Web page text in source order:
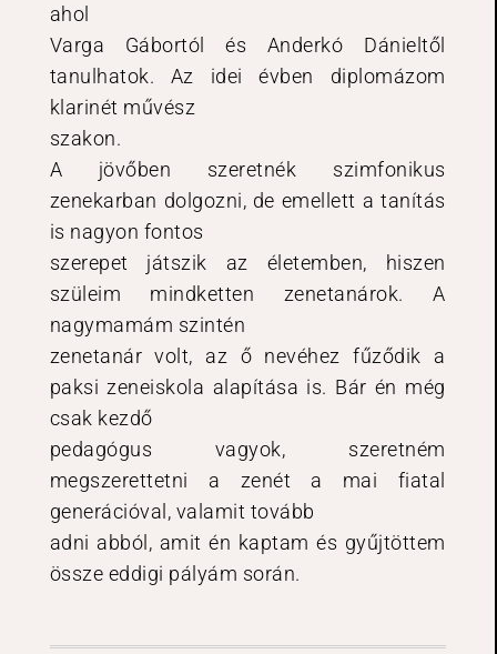
ahol
Varga Gábortól és Anderkó Dánieltől
tanulhatok. Az idei évben diplomázom
klarinét művész
szakon.
A jövőben szeretnék szimfonikus
zenekarban dolgozni, de emellett a tanítás
is nagyon fontos
szerepet játszik az életemben, hiszen
szüleim mindketten zenetanárok. A
nagymamám szintén
zenetanár volt, az ő nevéhez fűződik a
paksi zeneiskola alapítása is. Bár én még
csak kezdő
pedagógus vagyok, szeretném
megszerettetni a zenét a mai fiatal
generációval, valamit tovább
adni abból, amit én kaptam és gyűjtöttem
össze eddigi pályám során.